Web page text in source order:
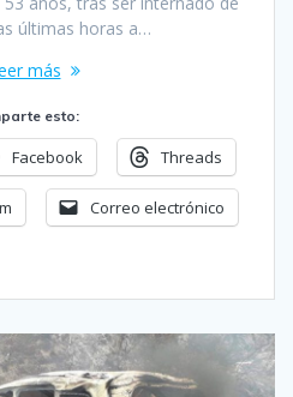
últimas horas a…
más
esto:
Facebook Threads
Correo electrónico